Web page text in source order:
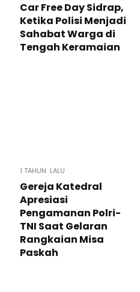
Car Free Day Sidrap,
Ketika Polisi Menjadi
Sahabat Warga di
Tengah Keramaian
1 TAHUN LALU
Gereja Katedral
Apresiasi
Pengamanan Polri-
TNI Saat Gelaran
Rangkaian Misa
Paskah